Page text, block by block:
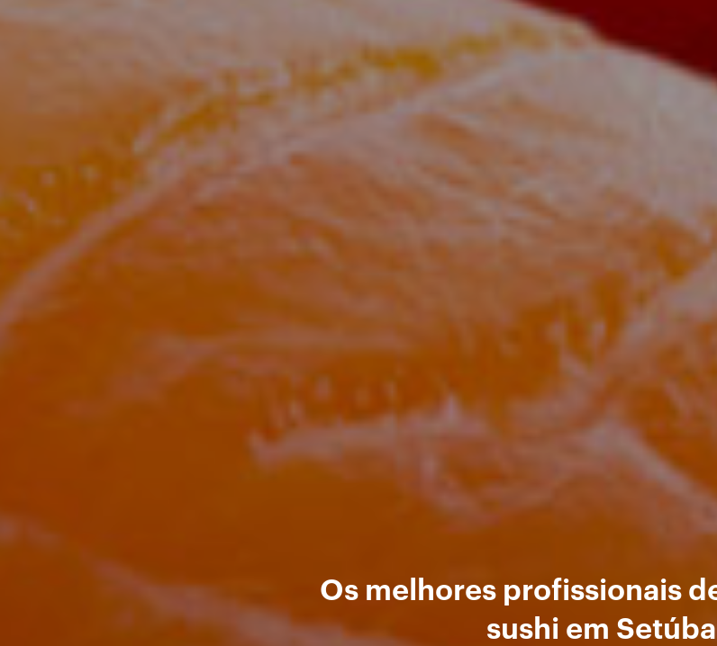
Os melhores profissionais
sushi em